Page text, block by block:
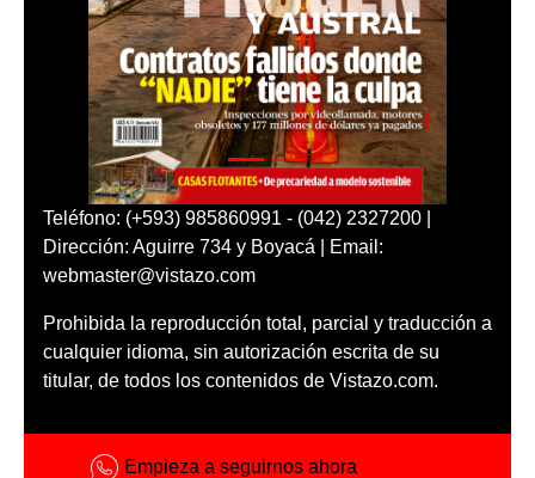
Teléfono: (+593) 985860991 - (042) 2327200 |
Dirección: Aguirre 734 y Boyacá | Email:
webmaster@vistazo.com
Prohibida la reproducción total, parcial y traducción a
cualquier idioma, sin autorización escrita de su
titular, de todos los contenidos de Vistazo.com.
Empieza a seguirnos ahora